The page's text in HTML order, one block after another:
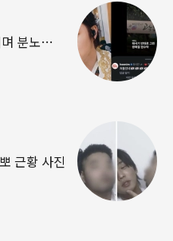
분노…
근황 사진